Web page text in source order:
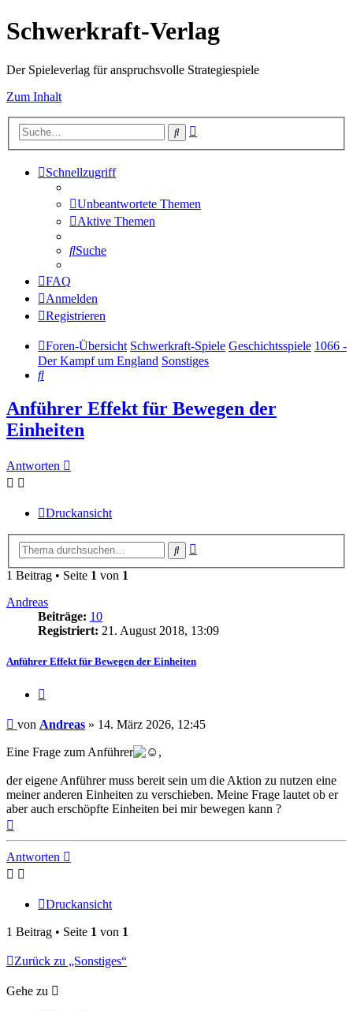
Schwerkraft-Verlag
Der Spieleverlag für anspruchsvolle Strategiespiele
Zum Inhalt
Suche
Schnellzugriff
Unbeantwortete Themen
Aktive Themen
Suche
FAQ
Anmelden
Registrieren
Foren-Übersicht Schwerkraft-Spiele Geschichtsspiele 1066 -
Der Kampf um England Sonstiges
Suche
Anführer Effekt für Bewegen der
Einheiten
Antworten
Druckansicht
Suche
1 Beitrag • Seite 1 von 1
Andreas
Beiträge: 10
Registriert: 21. August 2018, 13:09
Anführer Effekt für Bewegen der Einheiten
Beitrag
von Andreas » 14. März 2026, 12:45
Eine Frage zum Anführer ,
der eigene Anführer muss bereit sein um die Aktion zu nutzen eine
meiner anderen Einheiten zu verschieben. Meine Frage lautet ob er
aber auch erschöpfte Einheiten bei mir bewegen kann ?
Antworten
Druckansicht
1 Beitrag • Seite 1 von 1
Zurück zu „Sonstiges“
Gehe zu